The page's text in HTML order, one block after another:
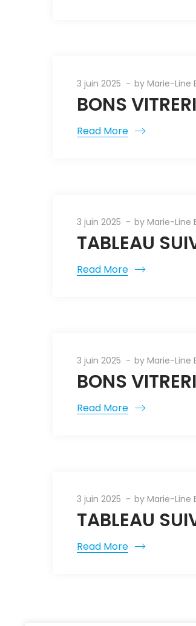
3 juin 2025 by Marie-Line
BONS
Read More
3 juin 2025 by Marie-Line
TABLEAU
Read More
3 juin 2025 by Marie-Line
BONS
Read More
3 juin 2025 by Marie-Line
TABLEAU
Read More